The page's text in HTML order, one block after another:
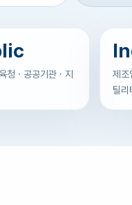
청 · 공공기관 · 지
제조
틸리